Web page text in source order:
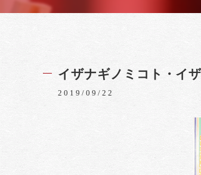
イザナギノミコト・イ
2019/09/22